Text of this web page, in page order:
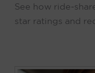
See how
star ratings and